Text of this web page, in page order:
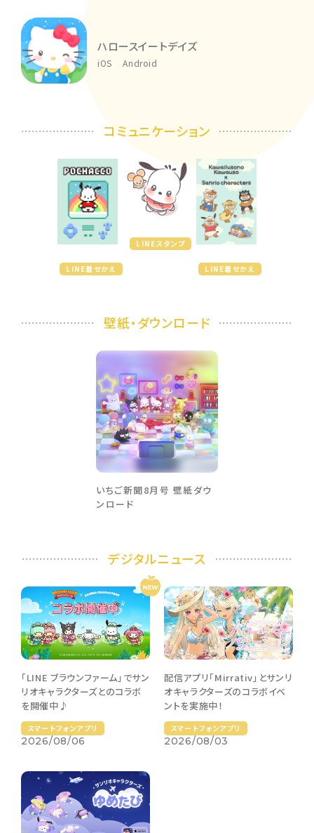
ハロースイートデイズ
iOS Android
コミュニケーション
LINE着せかえ
LINEスタンプ
LINE着せかえ
壁紙・ダウンロード
いちご新聞8月号 壁紙ダウ
ンロード
デジタルニュース
「LINE ブラウンファーム」でサン
リオキャラクターズとのコラボ
を開催中♪
スマートフォンアプリ
2026/08/06
配信アプリ「Mirrativ」とサンリ
オキャラクターズのコラボイベ
ントを実施中！
スマートフォンアプリ
2026/08/03